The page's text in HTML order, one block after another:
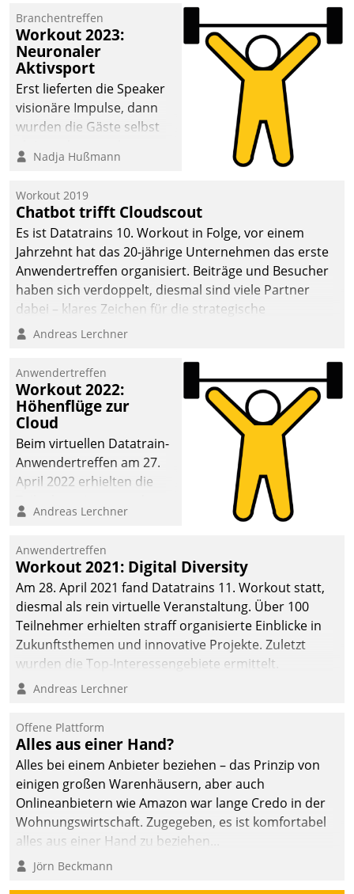
Mammutprojekte
meistern und Workloads
wuppen – bei zunehmend
anspruchsvollen
Aufgaben und
abnehmendem
Branchentreffen
Workout 2023:
Neuronaler
Aktivsport
Erst lieferten die Speaker
visionäre Impulse, dann
wurden die Gäste selbst
methodisch
Quartier. Dazwischen
zeigte Datatrain, was es
Neues zu bieten hat.
Nadja Hußmann
Workout 2019
Chatbot trifft Cloudscout
Es ist Datatrains 10. Workout in Folge, vor einem
Jahrzehnt hat das 20-jährige Unternehmen das erste
Anwendertreffen organisiert. Beiträge und Besucher
haben sich verdoppelt, diesmal sind viele Partner
dabei – klares Zeichen für die strategische
Fokussierung auf den Kunden.
Andreas Lerchner
Anwendertreffen
Workout 2022:
Höhenflüge zur
Cloud
Beim virtuellen Datatrain-
Anwendertreffen am 27.
April 2022 erhielten die
Teilnehmer kurzweilige
Cloud-Strategien und -
Lösungen mit hohem
Zukunftspotenzial.
Andreas Lerchner
Anwendertreffen
Workout 2021: Digital Diversity
Am 28. April 2021 fand Datatrains 11. Workout statt,
diesmal als rein virtuelle Veranstaltung. Über 100
Teilnehmer erhielten straff organisierte Einblicke in
Zukunftsthemen und innovative Projekte. Zuletzt
wurden die Top-Interessengebiete ermittelt.
Andreas Lerchner
Offene Plattform
Alles aus einer Hand?
Alles bei einem Anbieter beziehen – das Prinzip von
einigen großen Warenhäusern, aber auch
Onlineanbietern wie Amazon war lange Credo in der
Wohnungswirtschaft. Zugegeben, es ist komfortabel
alles aus einer Hand zu beziehen...
Jörn Beckmann